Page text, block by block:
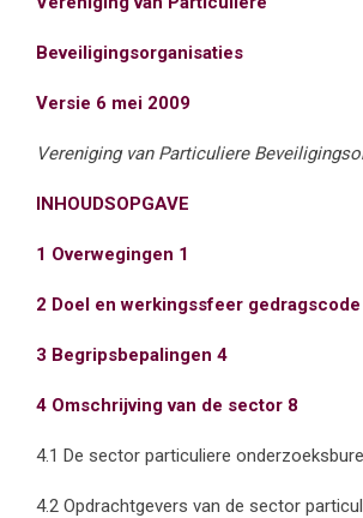
Beveiligingsorganisaties
Versie 6 mei 2009
Vereniging van Particuliere
INHOUDSOPGAVE
1 Overwegingen 1
2 Doel en werkingssfeer gedragscode
3 Begripsbepalingen 4
4 Omschrijving van de sector 8
4.1 De sector particuliere
4.2 Opdrachtgevers van de sector